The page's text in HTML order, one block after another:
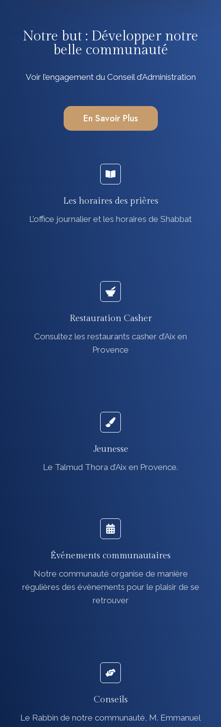
Notre but : Développer notre
belle communauté
Voir l’engagement du Conseil d’Administration
En Savoir Plus
Les horaires des prières
L’office journalier et les horaires de Shabbat
Restauration Casher
Consultez les restaurants casher d’Aix en
Provence
Jeunesse
Le Talmud Thora d’Aix en Provence.
Événements communautaires
Notre communauté organise de manière
régulières des évènements pour le plaisir de se
retrouver
Conseils
Le Rabbin de notre communauté, M. Emmanuel